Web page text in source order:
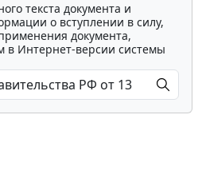
текста документа и
о вступлении в силу,
документа,
в Интернет-версии системы